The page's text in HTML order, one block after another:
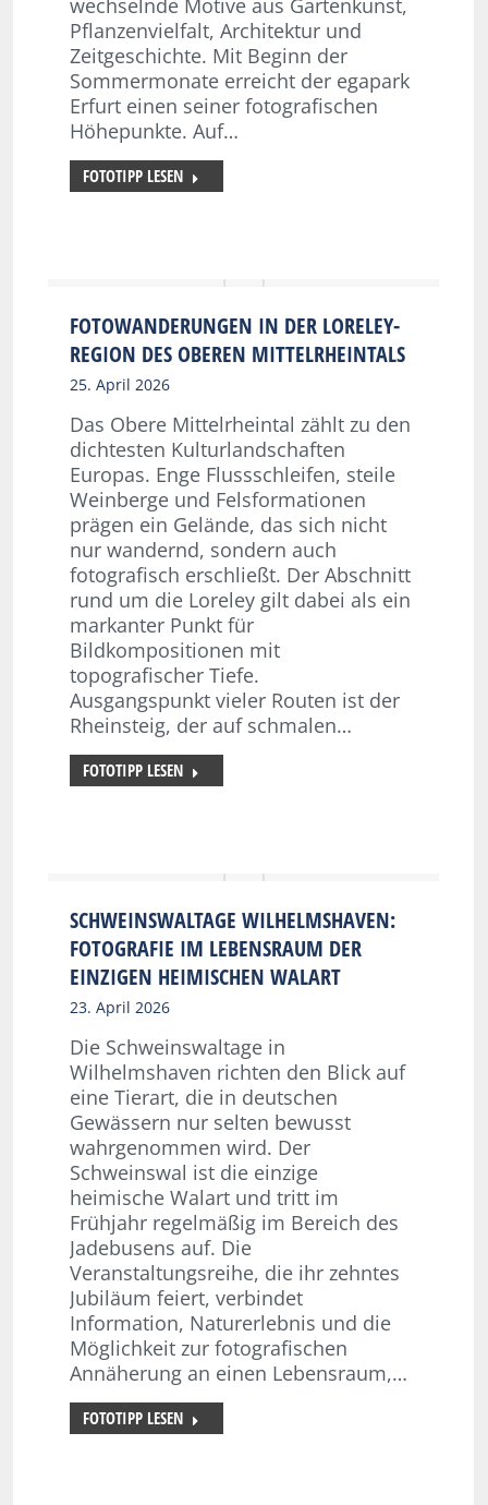
Pflanzenvielfalt, Architektur und
Zeitgeschichte. Mit Beginn der
Sommermonate erreicht der egapark
Erfurt einen seiner fotografischen
Höhepunkte. Auf…
FOTOTIPP LESEN
FOTOWANDERUNGEN IN DER LORELEY-
REGION DES OBEREN MITTELRHEINTALS
25. April 2026
Das Obere Mittelrheintal zählt zu den
dichtesten Kulturlandschaften
Europas. Enge Flussschleifen, steile
Weinberge und Felsformationen
prägen ein Gelände, das sich nicht
nur wandernd, sondern auch
fotografisch erschließt. Der Abschnitt
rund um die Loreley gilt dabei als ein
markanter Punkt für
Bildkompositionen mit
topografischer Tiefe.
Ausgangspunkt vieler Routen ist der
Rheinsteig, der auf schmalen…
FOTOTIPP LESEN
SCHWEINSWALTAGE WILHELMSHAVEN:
FOTOGRAFIE IM LEBENSRAUM DER
EINZIGEN HEIMISCHEN WALART
23. April 2026
Die Schweinswaltage in
Wilhelmshaven richten den Blick auf
eine Tierart, die in deutschen
Gewässern nur selten bewusst
wahrgenommen wird. Der
Schweinswal ist die einzige
heimische Walart und tritt im
Frühjahr regelmäßig im Bereich des
Jadebusens auf. Die
Veranstaltungsreihe, die ihr zehntes
Jubiläum feiert, verbindet
Information, Naturerlebnis und die
Möglichkeit zur fotografischen
Annäherung an einen Lebensraum,…
FOTOTIPP LESEN